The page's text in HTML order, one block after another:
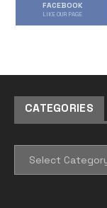
FACEBOOK
LIKE OUR PAGE
CATEGORIES